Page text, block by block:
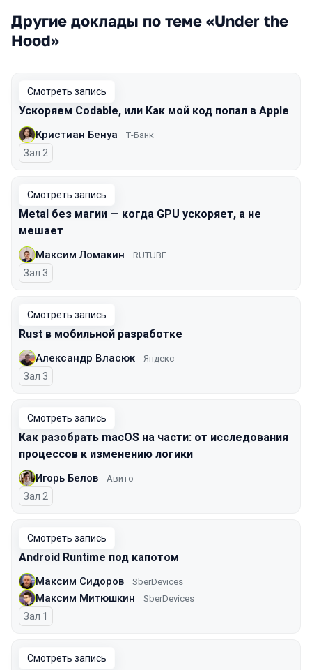
Другие доклады по теме «Under the
Hood»
Смотреть запись
Ускоряем Codable, или Как мой код попал в Apple
Кристиан Бенуа Т-Банк
Зал 2
Смотреть запись
Metal без магии — когда GPU ускоряет, а не
мешает
Максим Ломакин RUTUBE
Зал 3
Смотреть запись
Rust в мобильной разработке
Александр Власюк Яндекс
Зал 3
Смотреть запись
Как разобрать macOS на части: от исследования
процессов к изменению логики
Игорь Белов Авито
Зал 2
Смотреть запись
Android Runtime под капотом
Максим Сидоров SberDevices
Максим Митюшкин SberDevices
Зал 1
Смотреть запись